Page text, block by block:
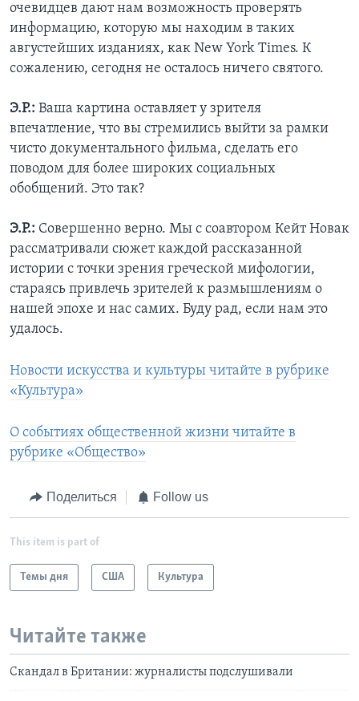
очевидцев дают нам возможность проверять
информацию, которую мы находим в таких
августейших изданиях, как New York Times. К
сожалению, сегодня не осталось ничего святого.
Э.Р.: Ваша картина оставляет у зрителя
впечатление, что вы стремились выйти за рамки
чисто документального фильма, сделать его
поводом для более широких социальных
обобщений. Это так?
Э.Р.: Совершенно верно. Мы с соавтором Кейт Новак
рассматривали сюжет каждой рассказанной
истории с точки зрения греческой мифологии,
стараясь привлечь зрителей к размышлениям о
нашей эпохе и нас самих. Буду рад, если нам это
удалось.
Новости искусства и культуры читайте в рубрике
«Культура»
О событиях общественной жизни читайте в
рубрике «Общество»
Поделиться Follow us
This item is part of
Темы дня США Культура
Читайте также
Скандал в Британии: журналисты подслушивали